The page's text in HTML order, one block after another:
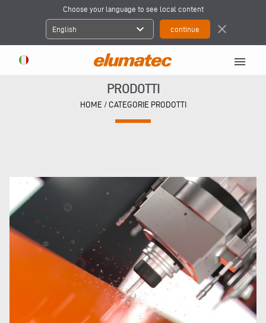
Choose your language to see local content
English expand_more close
menu
PRODOTTI
HOME / CATEGORIE PRODOTTI